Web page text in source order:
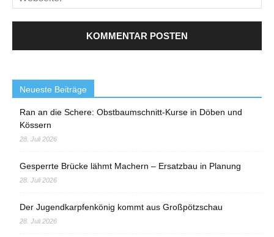
Neueste Beiträge
Ran an die Schere: Obstbaumschnitt-Kurse in Döben und
Kössern
28. Juli 2026
Gesperrte Brücke lähmt Machern – Ersatzbau in Planung
28. Juli 2026
Der Jugendkarpfenkönig kommt aus Großpötzschau
28. Juli 2026